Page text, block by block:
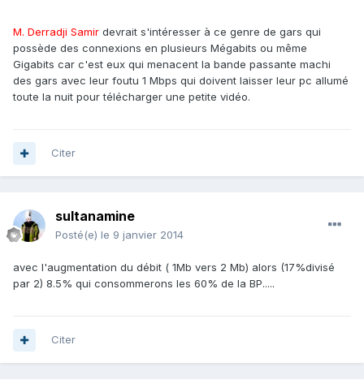
M. Derradji Samir devrait s'intéresser à ce genre de gars qui
possède des connexions en plusieurs Mégabits ou même
Gigabits car c'est eux qui menacent la bande passante machi
des gars avec leur foutu 1 Mbps qui doivent laisser leur pc allumé
toute la nuit pour télécharger une petite vidéo.
Citer
sultanamine
Posté(e) le 9 janvier 2014
avec l'augmentation du débit ( 1Mb vers 2 Mb) alors (17%divisé
par 2) 8.5% qui consommerons les 60% de la BP.....
Citer